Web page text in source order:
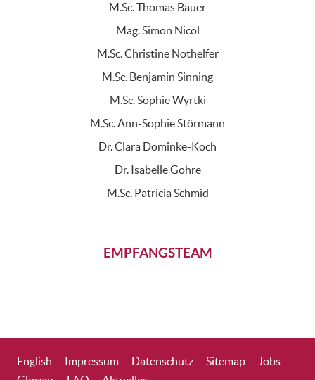
M.Sc. Thomas Bauer
Mag. Simon Nicol
M.Sc. Christine Nothelfer
M.Sc. Benjamin Sinning
M.Sc. Sophie Wyrtki
M.Sc. Ann-Sophie Störmann
Dr. Clara Dominke-Koch
Dr. Isabelle Göhre
M.Sc. Patricia Schmid
EMPFANGSTEAM
English Impressum Datenschutz Sitemap
Jobs